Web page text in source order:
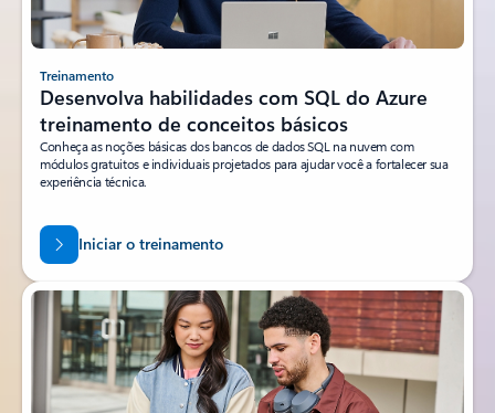
Treinamento
Desenvolva habilidades com SQL do Azure
treinamento de conceitos básicos
Conheça as noções básicas dos bancos de dados SQL na nuvem com
módulos gratuitos e individuais projetados para ajudar você a fortalecer sua
experiência técnica.
Iniciar o treinamento